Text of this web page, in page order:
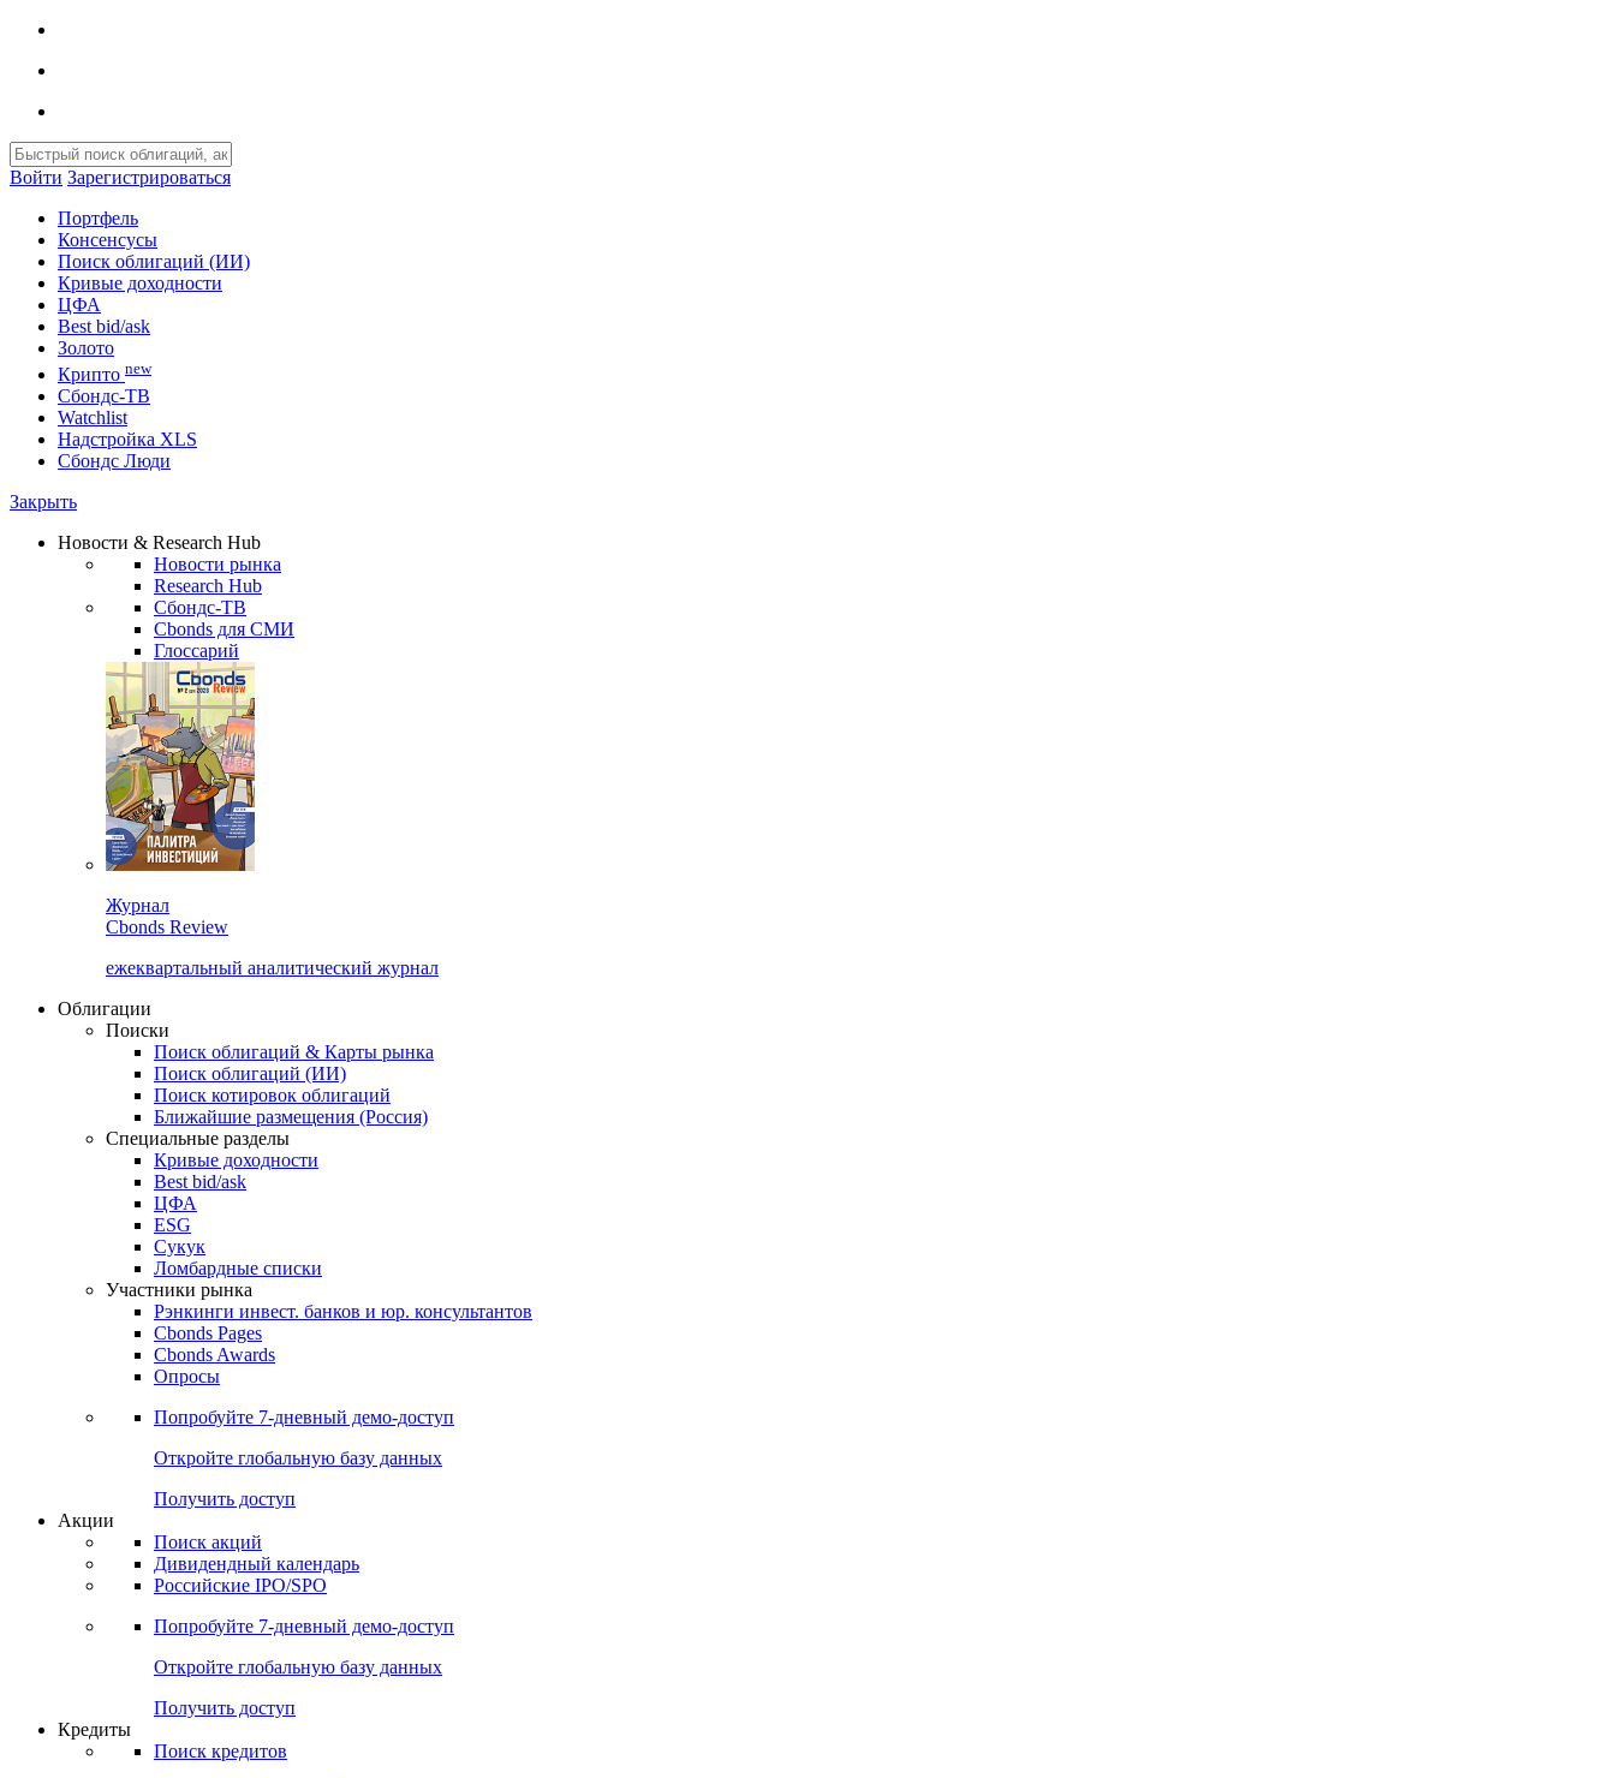
Войти Зарегистрироваться
Портфель
Консенсусы
Поиск облигаций (ИИ)
Кривые доходности
ЦФА
Best bid/ask
Золото
Крипто new
Сбондс-ТВ
Watchlist
Надстройка XLS
Сбондс Люди
Закрыть
Новости & Research Hub
Новости рынка
Research Hub
Сбондс-ТВ
Cbonds для СМИ
Глоссарий
Журнал
Cbonds Review
ежеквартальный аналитический журнал
Облигации
Поиски
Поиск облигаций & Карты рынка
Поиск облигаций (ИИ)
Поиск котировок облигаций
Ближайшие размещения (Россия)
Специальные разделы
Кривые доходности
Best bid/ask
ЦФА
ESG
Сукук
Ломбардные списки
Участники рынка
Рэнкинги инвест. банков и юр. консультантов
Cbonds Pages
Cbonds Awards
Опросы
Попробуйте 7-дневный демо-доступ
Откройте глобальную базу данных
Получить доступ
Акции
Поиск акций
Дивидендный календарь
Российские IPO/SPO
Попробуйте 7-дневный демо-доступ
Откройте глобальную базу данных
Получить доступ
Кредиты
Поиск кредитов